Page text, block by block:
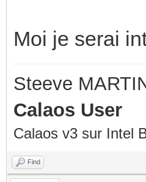
Moi je serai
Steeve
Calaos User
Calaos v3 sur Intel
Find